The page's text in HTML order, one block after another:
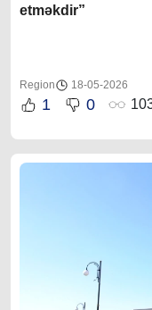
etməkdir”
Region 18-05-2026
1 0